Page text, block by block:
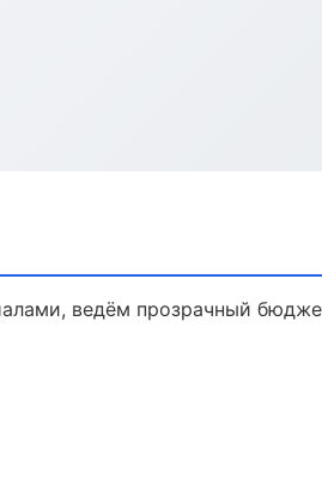
ведём прозрачный